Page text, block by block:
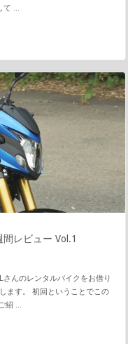
…
レビュー Vol.1
んのレンタルバイクをお借り
ます。 初回ということでこの
紹 …